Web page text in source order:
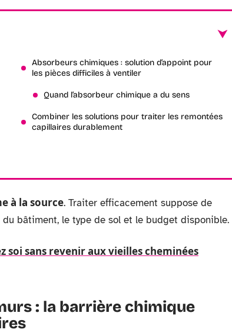
Absorbeurs chimiques : solution d’appoint pour
les pièces difficiles à ventiler
Quand l’absorbeur chimique a du sens
Combiner les solutions pour traiter les remontées
capillaires durablement
à la source. Traiter efficacement suppose de
bâtiment, le type de sol et le budget disponible.
soi sans revenir aux vieilles cheminées
: la barrière chimique